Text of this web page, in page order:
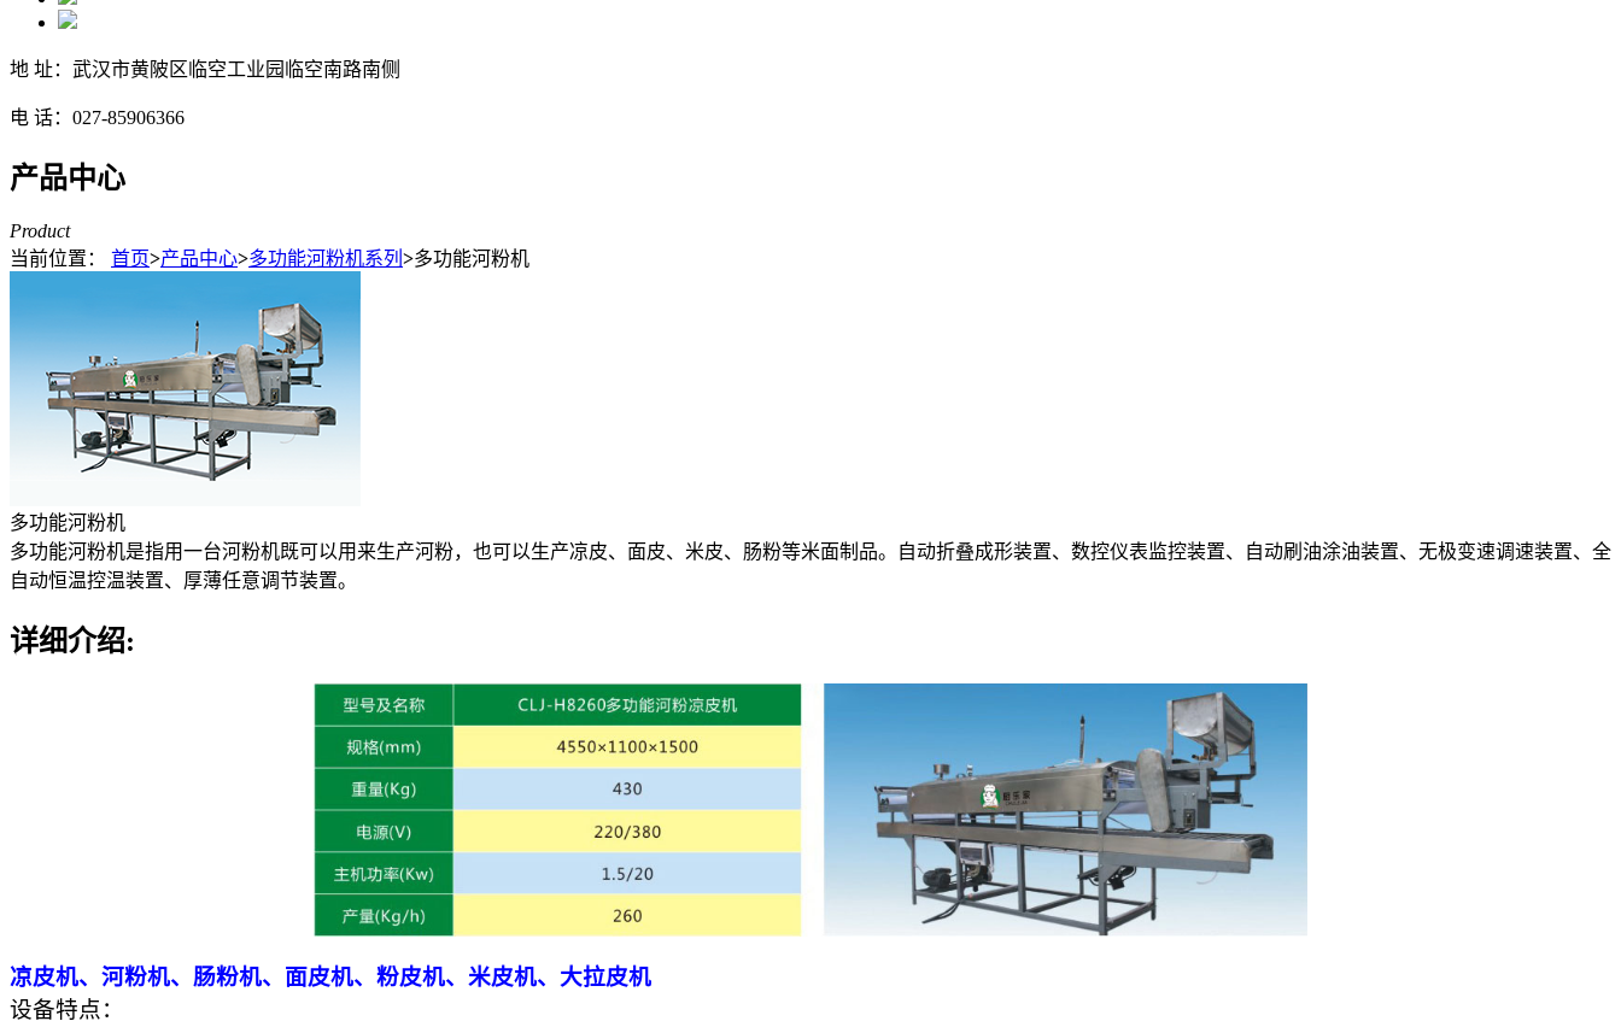
地 址：武汉市黄陂区临空工业园临空南路南侧
电 话：027-85906366
产品中心
Product
当前位置： 首页>产品中心>多功能河粉机系列 >多功能河粉机
多功能河粉机
多功能河粉机是指用一台河粉机既可以用来生产河粉，也可以生产凉皮、面皮、米皮、肠粉等米面制品。自动折叠成形装置、数控仪表监控装置、自动刷油涂油装置、无极变速调速装置、全
自动恒温控温装置、厚薄任意调节装置。
详细介绍:
凉皮机、河粉机、肠粉机、面皮机、粉皮机、米皮机、大拉皮机
设备特点：